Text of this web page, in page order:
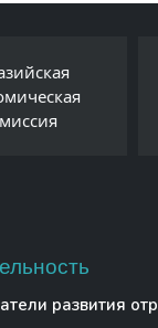
Республики
развития